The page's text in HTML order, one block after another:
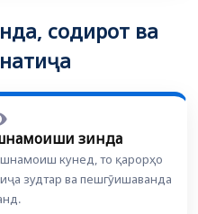
содирот ва
зинда
кунед, то қарорҳо
зудтар ва пешгӯишаванда